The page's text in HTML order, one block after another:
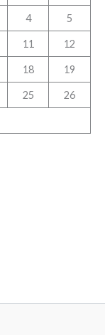
4 5
11 12
18 19
25 26